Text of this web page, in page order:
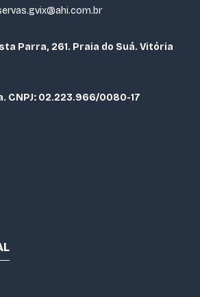
Parra, 261. Praia do Suá. Vitória
CNPJ: 02.223.966/0080-17